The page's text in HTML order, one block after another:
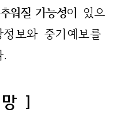
워질가능성이 있으
보와 중기예보를
.
]